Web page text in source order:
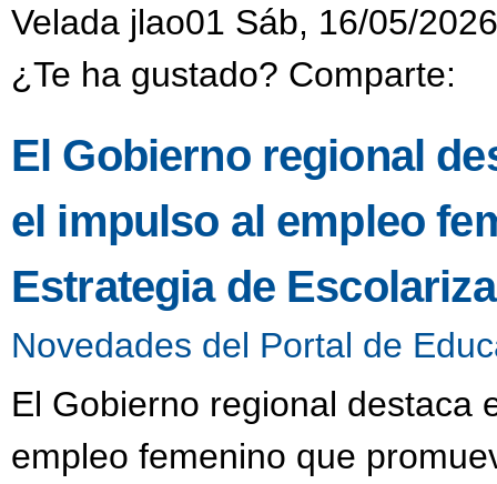
Velada jlao01 Sáb, 16/05/
¿Te ha gustado? Comparte:
El Gobierno regional
el impulso al empleo
Estrategia de
Novedades del Portal de
El Gobierno regional destaca
empleo femenino que